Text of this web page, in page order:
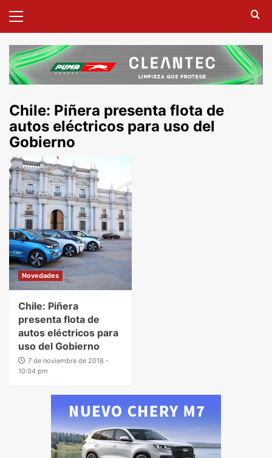
Chile: Piñera presenta flota de
autos eléctricos para uso del
Gobierno
Novedades
Chile: Piñera
presenta flota de
autos eléctricos para
uso del Gobierno
7 de noviembre de 2018 -
10:04 pm